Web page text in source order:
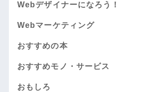
Webデザイナーになろう！
Webマーケティング
おすすめの本
おすすめモノ・サービス
おもしろ